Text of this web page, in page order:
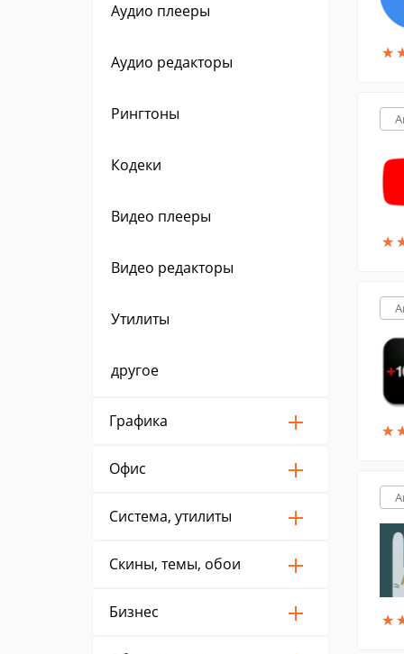
Аудио плееры
Аудио редакторы
Рингтоны
Кодеки
Видео плееры
Видео редакторы
Утилиты
другое
Графика
Офис
Система, утилиты
Скины, темы, обои
Бизнес
★
★
★
★
★
★
★
★